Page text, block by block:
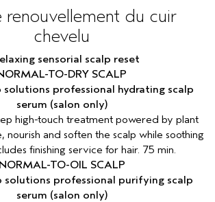
renouvellement du cuir
chevelu
sensorial scalp reset
TO-DRY SCALP
solutions professional hydrating scalp
serum (salon only)
high-touch treatment powered by plant
nourish and soften the scalp while soothing
finishing service for hair. 75 min.
NORMAL-TO-OIL SCALP
solutions professional purifying scalp
serum (salon only)